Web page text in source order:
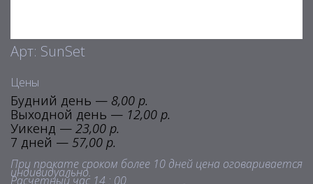
Арт: SunSet
Цены
Будний день — 8,00 р.
Выходной день — 12,00 р.
Уикенд — 23,00 р.
7 дней — 57,00 р.
При прокате сроком более 10 дней цена оговаривается
индивидуально.
Расчетный час 14 : 00